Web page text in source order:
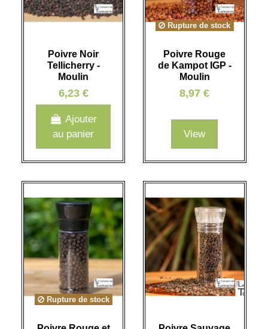
Poivre Noir
Tellicherry -
Moulin
6,23 €
Ajouter
au panier
Rupture de stock
Poivre Rouge
de Kampot IGP -
Moulin
8,97 €
View
Rupture de stock